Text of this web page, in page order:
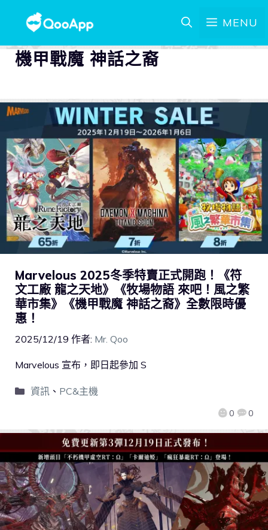
MENU
機甲戰魔 神話之裔
Marvelous 2025冬季特賣正式開跑！《符
文工廠 龍之天地》《牧場物語 來吧！風之繁
華市集》《機甲戰魔 神話之裔》全數限時優
惠！
2025/12/19 作者: Mr. Qoo
0 0
Marvelous 宣布，即日起參加 S
資訊、 PC&主機